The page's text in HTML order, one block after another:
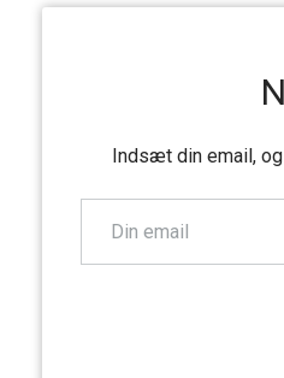
Indsæt din email,